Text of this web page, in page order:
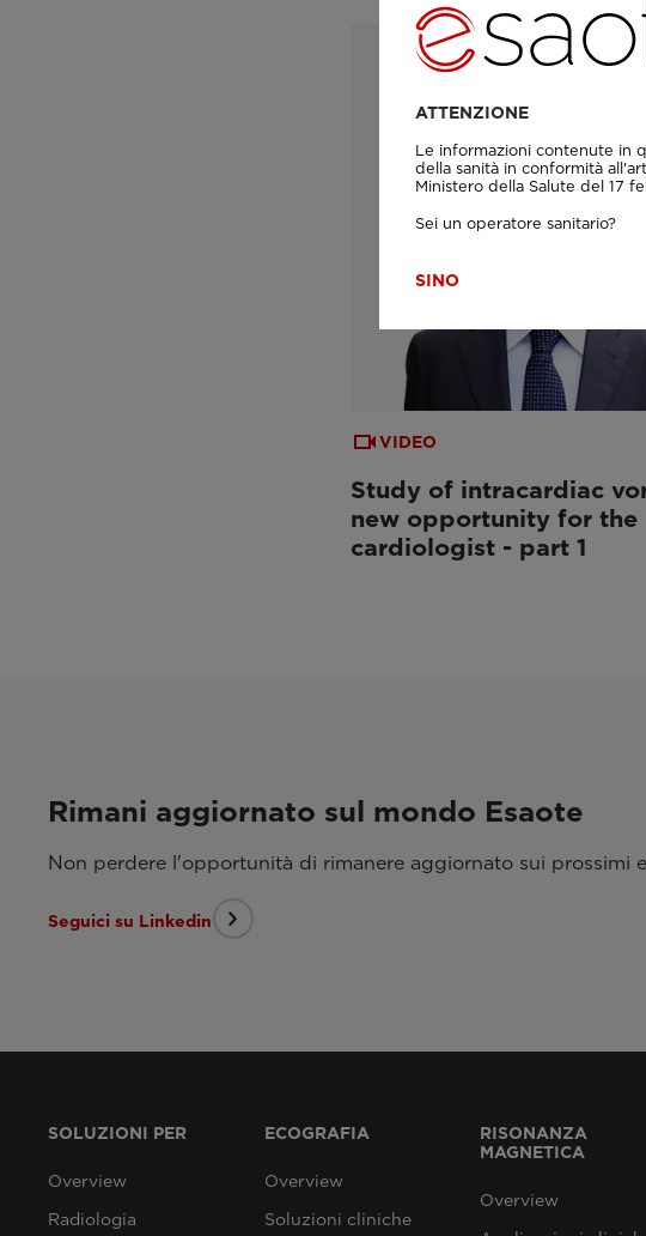
VIDEO
Study of intracardiac
new opportunity for the
cardiologist - part 1
Rimani aggiornato sul mondo Esaote
Non perdere l'opportunità di rimanere aggiornato sui prossimi
Seguici su Linkedin
SOLUZIONI PER
Overview
Radiologia
ECOGRAFIA
Overview
Soluzioni cliniche
RISONANZA
MAGNETICA
Overview
ATTENZIONE
Le informazioni contenute in
della sanità in conformità
Ministero della Salute del 17
Sei un operatore sanitario?
SINO